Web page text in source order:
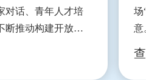
对话、青年人才培
断推动构建开放包
国际科技创新中心
慧和力量。
场
意